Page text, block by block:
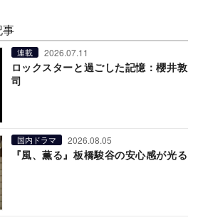
事
連載 2026.07.11
ロックスターと過ごした記憶：櫻井敦
司
国内ドラマ 2026.08.05
『風、薫る』板橋駿谷の安心感が光る